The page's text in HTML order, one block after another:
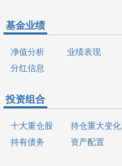
基金业绩
净值分析 业绩表现
分红信息
投资组合
十大重仓股 持仓重大变化
持有债务
资产配置